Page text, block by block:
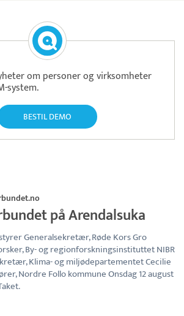
om personer og virksomheter
system.
BESTIL DEMO
på Arendalsuka
Generalsekretær, Røde Kors Gro
By- og regionforskningsinstituttet NIBR
Klima- og miljødepartementet Cecilie
Nordre Follo kommune Onsdag 12 august